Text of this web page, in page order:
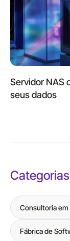
Servidor NAS
seus dados
Consultoria
Fábrica de